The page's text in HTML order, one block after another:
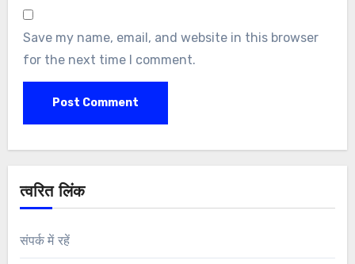
Save my name, email, and website in this browser
for the next time I comment.
त्वरित लिंक
संपर्क में रहें